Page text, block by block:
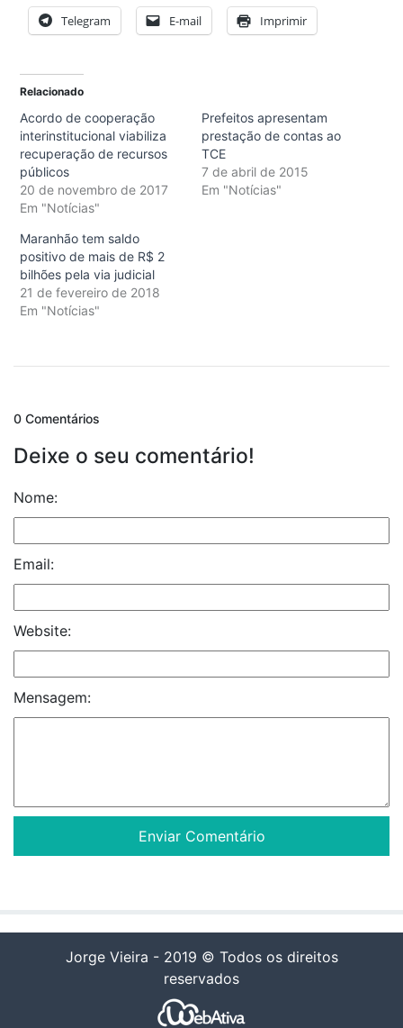
Telegram E-mail Imprimir
Relacionado
Acordo de cooperação
interinstitucional viabiliza
recuperação de recursos
públicos
20 de novembro de 2017
Em "Notícias"
Prefeitos apresentam
prestação de contas ao
TCE
7 de abril de 2015
Em "Notícias"
Maranhão tem saldo
positivo de mais de R$ 2
bilhões pela via judicial
21 de fevereiro de 2018
Em "Notícias"
0 Comentários
Deixe o seu comentário!
Nome:
Email:
Website:
Mensagem:
Jorge Vieira - 2019 © Todos os direitos
reservados